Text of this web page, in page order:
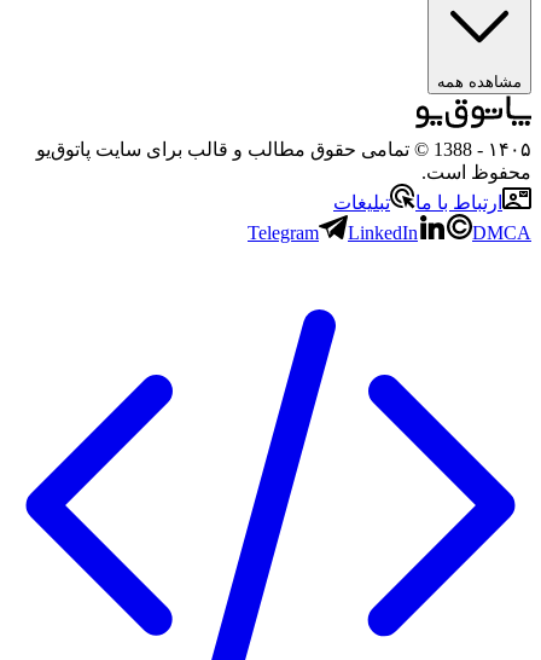
مشاهده همه
۱۴۰۵
- 1388 © تمامی حقوق مطالب و قالب برای سایت پاتوق‌یو
محفوظ است.
ارتباط با ما
تبلیغات
Telegram
LinkedIn DMCA